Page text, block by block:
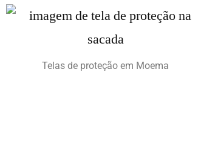
Telas de proteção em Moema